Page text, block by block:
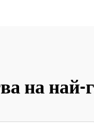
на най-